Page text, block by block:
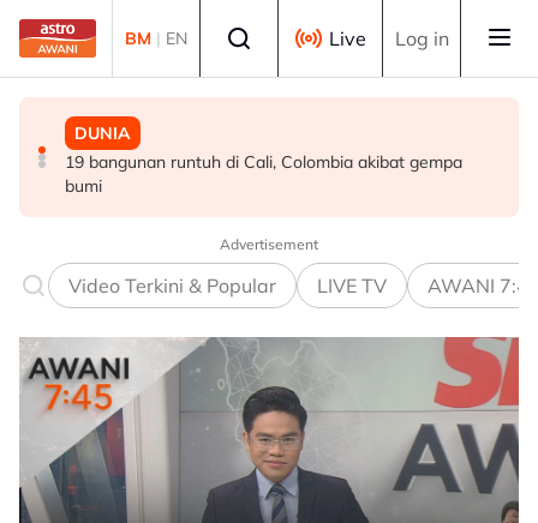
Skip to main content
BM | EN Live Log in
DUNIA
19 bangunan runtuh di Cali, Colombia akibat gempa
bumi
MALAYSIA
Berita tempatan pilihan sepanjang hari ini
DUNIA
Eropah Barat catat tempoh Jun-Julai terpanas dalam
rekod - Agensi iklim EU
Advertisement
Video Terkini & Popular LIVE TV AWANI